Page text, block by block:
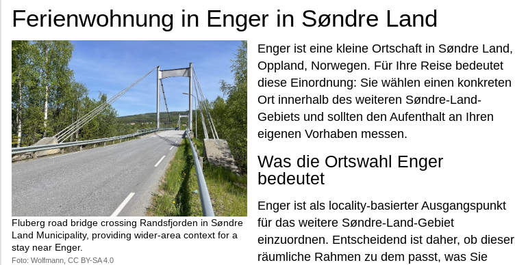
Ferienwohnung in Enger in Søndre Land
Fluberg road bridge crossing Randsfjorden in Søndre
Land Municipality, providing wider-area context for a
stay near Enger.
Foto: Wolfmann, CC BY-SA 4.0
Enger ist eine kleine Ortschaft in Søndre Land,
Oppland, Norwegen. Für Ihre Reise bedeutet
diese Einordnung: Sie wählen einen konkreten
Ort innerhalb des weiteren Søndre-Land-
Gebiets und sollten den Aufenthalt an Ihren
eigenen Vorhaben messen.
Was die Ortswahl Enger
bedeutet
Enger ist als locality-basierter Ausgangspunkt
für das weitere Søndre-Land-Gebiet
einzuordnen. Entscheidend ist daher, ob dieser
räumliche Rahmen zu dem passt, was Sie